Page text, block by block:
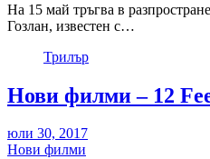
На 15 май тръгва в
Гозлан, известен с…
Трилър
Нови филми – 12
юли 30, 2017
Нови филми